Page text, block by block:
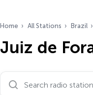
Home All Stations Brazil
Juiz de
Search radio stations…